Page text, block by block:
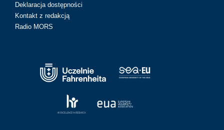
Deklaracja dostępności
Kontakt z redakcją
Radio MORS